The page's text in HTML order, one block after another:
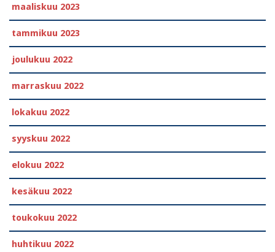
maaliskuu 2023
tammikuu 2023
joulukuu 2022
marraskuu 2022
lokakuu 2022
syyskuu 2022
elokuu 2022
kesäkuu 2022
toukokuu 2022
huhtikuu 2022